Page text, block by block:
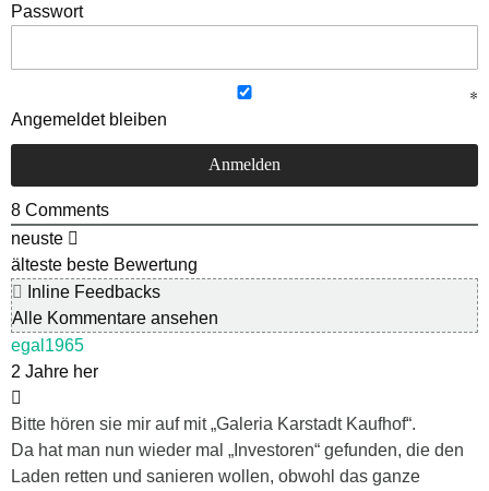
Passwort
Angemeldet bleiben
8 Comments
neuste
älteste beste Bewertung
Inline Feedbacks
Alle Kommentare ansehen
egal1965
2 Jahre her
Bitte hören sie mir auf mit „Galeria Karstadt Kaufhof“.
Da hat man nun wieder mal „Investoren“ gefunden, die den
Laden retten und sanieren wollen, obwohl das ganze